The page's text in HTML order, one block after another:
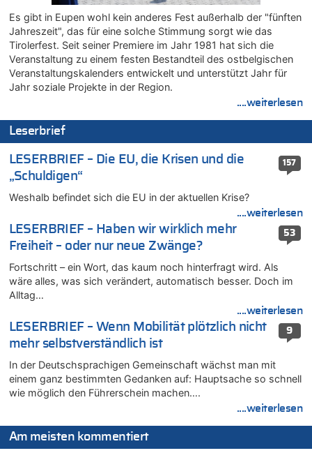
Leipzig, Mechernich und die Frage: Wer steckt hinter den
Drohnen mit Strengstoff? War es Russland?
08.08.2026 - 18:48 von Marcel Scholzen Eimerscheid zu
Leipzig, Mechernich und die Frage: Wer steckt hinter den
Drohnen mit Strengstoff? War es Russland?
08.08.2026 - 18:41 von JoKrings zu
Leipzig, Mechernich und die Frage: Wer steckt hinter den
08.08.2026 - 18:39 von JoKrings zu
Leipzig, Mechernich und die Frage: Wer steckt hinter den
Drohnen mit Strengstoff? War es Russland?
08.08.2026 - 18:07 von Hubert F. zu
Belgier knackt Jackpot bei Lotterie EuroMillions und gewinnt
08.08.2026 - 17:46 von Der Alte zu
Belgier knackt Jackpot bei Lotterie EuroMillions und gewinnt
mehr als 111 Millionen €
08.08.2026 - 17:45 von Der Alte zu
Zwölf Jahre nach Aachener Bankraub: 70-Jähriger gefasst
Leipzig, Mechernich und die Frage: Wer steckt hinter den
Drohnen mit Strengstoff? War es Russland?
Zweite Hitzewelle in diesem Sommer ist jetzt amtlich
08.08.2026 - 16:20 von Russentrolle zu
Leipzig, Mechernich und die Frage: Wer steckt hinter den
08.08.2026 - 15:34 von JoKrings zu
Leipzig, Mechernich und die Frage: Wer steckt hinter den
Es gibt in Eupen wohl kein anderes Fest außerhalb der "fünften
Jahreszeit", das für eine solche Stimmung sorgt wie das
Tirolerfest. Seit seiner Premiere im Jahr 1981 hat sich die
Veranstaltung zu einem festen Bestandteil des ostbelgischen
Veranstaltungskalenders entwickelt und unterstützt Jahr für
Jahr soziale Projekte in der Region.
....weiterlesen
Leserbrief
157
LESERBRIEF – Die EU, die Krisen und die
„Schuldigen“
Weshalb befindet sich die EU in der aktuellen Krise?
....weiterlesen
53
LESERBRIEF – Haben wir wirklich mehr
Freiheit – oder nur neue Zwänge?
Fortschritt – ein Wort, das kaum noch hinterfragt wird. Als
wäre alles, was sich verändert, automatisch besser. Doch im
Alltag…
....weiterlesen
9
LESERBRIEF – Wenn Mobilität plötzlich nicht
mehr selbstverständlich ist
In der Deutschsprachigen Gemeinschaft wächst man mit
einem ganz bestimmten Gedanken auf: Hauptsache so schnell
wie möglich den Führerschein machen….
....weiterlesen
Am meisten kommentiert